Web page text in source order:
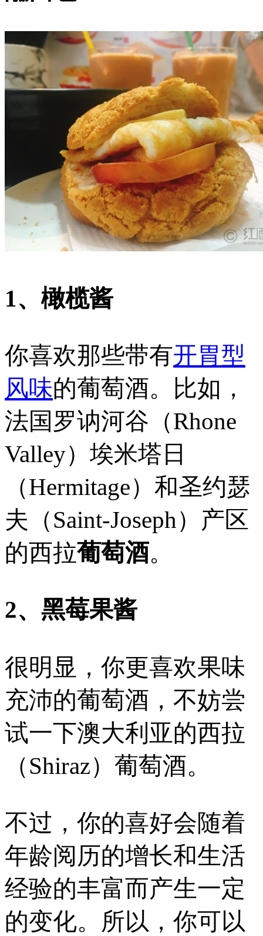
1、橄榄酱
你喜欢那些带有开胃型
风味的葡萄酒。比如，
法国罗讷河谷（Rhone
Valley）埃米塔日
（Hermitage）和圣约瑟
夫（Saint-Joseph）产区
的西拉葡萄酒。
2、黑莓果酱
很明显，你更喜欢果味
充沛的葡萄酒，不妨尝
试一下澳大利亚的西拉
（Shiraz）葡萄酒。
不过，你的喜好会随着
年龄阅历的增长和生活
经验的丰富而产生一定
的变化。所以，你可以